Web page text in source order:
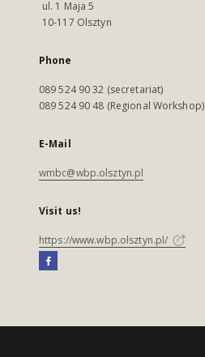
ul. 1 Maja 5
10-117 Olsztyn
Phone
089 524 90 32 (secretariat)
089 524 90 48 (Regional Workshop)
E-Mail
wmbc@wbp.olsztyn.pl
Visit us!
https://www.wbp.olsztyn.pl/